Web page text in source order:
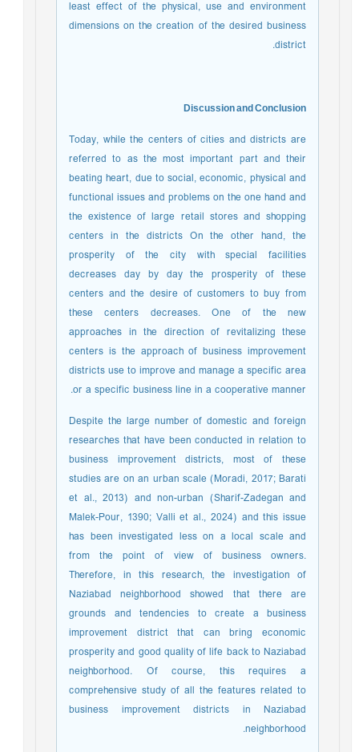
least effect of the physical, use and environment
dimensions on the creation of the desired business
district.
Discussion and Conclusion
Today, while the centers of cities and districts are
referred to as the most important part and their
beating heart, due to social, economic, physical and
functional issues and problems on the one hand and
the existence of large retail stores and shopping
centers in the districts On the other hand, the
prosperity of the city with special facilities
decreases day by day the prosperity of these
centers and the desire of customers to buy from
these centers decreases. One of the new
approaches in the direction of revitalizing these
centers is the approach of business improvement
districts use to improve and manage a specific area
or a specific business line in a cooperative manner.
Despite the large number of domestic and foreign
researches that have been conducted in relation to
business improvement districts, most of these
studies are on an urban scale (Moradi, 2017; Barati
et al., 2013) and non-urban (Sharif-Zadegan and
Malek-Pour, 1390; Valli et al., 2024) and this issue
has been investigated less on a local scale and
from the point of view of business owners.
Therefore, in this research, the investigation of
Naziabad neighborhood showed that there are
grounds and tendencies to create a business
improvement district that can bring economic
prosperity and good quality of life back to Naziabad
neighborhood. Of course, this requires a
comprehensive study of all the features related to
business improvement districts in Naziabad
neighborhood.